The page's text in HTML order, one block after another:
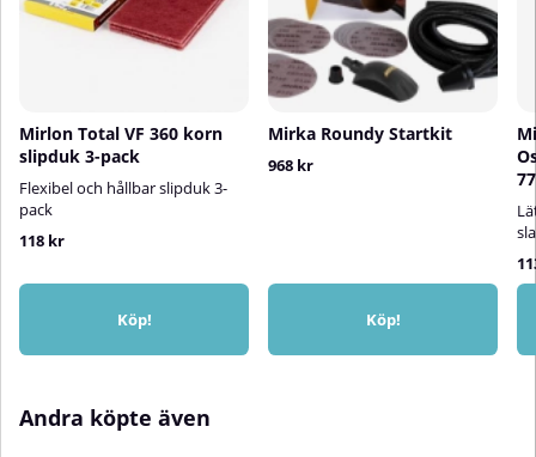
Mirlon Total VF 360 korn
slipduk 3-pack
Flexibel och hållbar slipduk 3-
pack
118 kr
Köp!
Mirka Roundy Startkit
968 kr
Köp!
Andra köpte även